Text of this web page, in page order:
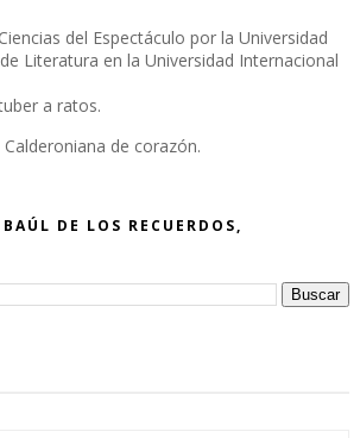
del Espectáculo por la Universidad
Literatura en la Universidad Internacional
a ratos.
de corazón.
DE LOS RECUERDOS,